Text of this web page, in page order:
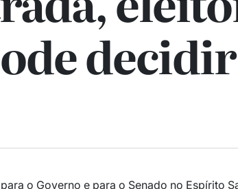
o Governo e para o Senado no Espírito